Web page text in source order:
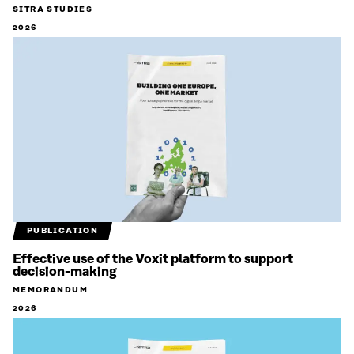
SITRA STUDIES
2026
PUBLICATION
Effective use of the Voxit platform to support
decision-making
MEMORANDUM
2026